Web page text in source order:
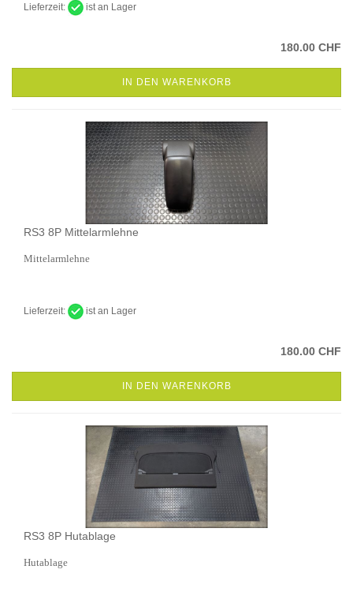
Lieferzeit: ist an Lager
180.00 CHF
IN DEN WARENKORB
RS3 8P Mittelarmlehne
Mittelarmlehne
Lieferzeit: ist an Lager
180.00 CHF
IN DEN WARENKORB
RS3 8P Hutablage
Hutablage